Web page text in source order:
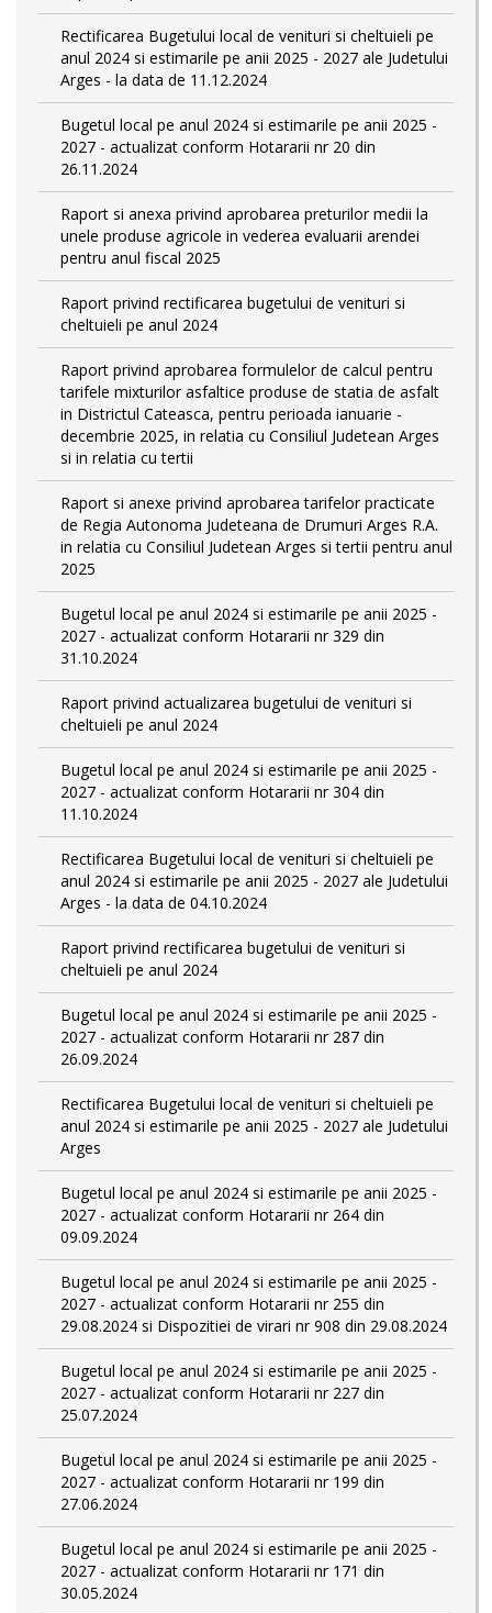
Rectificarea Bugetului local de venituri si cheltuieli pe
anul 2024 si estimarile pe anii 2025 - 2027 ale Judetului
Arges - la data de 11.12.2024
Bugetul local pe anul 2024 si estimarile pe anii 2025 -
2027 - actualizat conform Hotararii nr 20 din
26.11.2024
Raport si anexa privind aprobarea preturilor medii la
unele produse agricole in vederea evaluarii arendei
pentru anul fiscal 2025
Raport privind rectificarea bugetului de venituri si
cheltuieli pe anul 2024
Raport privind aprobarea formulelor de calcul pentru
tarifele mixturilor asfaltice produse de statia de asfalt
in Districtul Cateasca, pentru perioada ianuarie -
decembrie 2025, in relatia cu Consiliul Judetean Arges
si in relatia cu tertii
Raport si anexe privind aprobarea tarifelor practicate
de Regia Autonoma Judeteana de Drumuri Arges R.A.
in relatia cu Consiliul Judetean Arges si tertii pentru anul
2025
Bugetul local pe anul 2024 si estimarile pe anii 2025 -
2027 - actualizat conform Hotararii nr 329 din
31.10.2024
Raport privind actualizarea bugetului de venituri si
cheltuieli pe anul 2024
Bugetul local pe anul 2024 si estimarile pe anii 2025 -
2027 - actualizat conform Hotararii nr 304 din
11.10.2024
Rectificarea Bugetului local de venituri si cheltuieli pe
anul 2024 si estimarile pe anii 2025 - 2027 ale Judetului
Arges - la data de 04.10.2024
Raport privind rectificarea bugetului de venituri si
cheltuieli pe anul 2024
Bugetul local pe anul 2024 si estimarile pe anii 2025 -
2027 - actualizat conform Hotararii nr 287 din
26.09.2024
Rectificarea Bugetului local de venituri si cheltuieli pe
anul 2024 si estimarile pe anii 2025 - 2027 ale Judetului
Arges
Bugetul local pe anul 2024 si estimarile pe anii 2025 -
2027 - actualizat conform Hotararii nr 264 din
09.09.2024
Bugetul local pe anul 2024 si estimarile pe anii 2025 -
2027 - actualizat conform Hotararii nr 255 din
29.08.2024 si Dispozitiei de virari nr 908 din 29.08.2024
Bugetul local pe anul 2024 si estimarile pe anii 2025 -
2027 - actualizat conform Hotararii nr 227 din
25.07.2024
Bugetul local pe anul 2024 si estimarile pe anii 2025 -
2027 - actualizat conform Hotararii nr 199 din
27.06.2024
Bugetul local pe anul 2024 si estimarile pe anii 2025 -
2027 - actualizat conform Hotararii nr 171 din
30.05.2024